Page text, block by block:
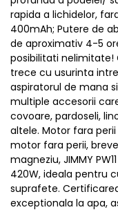
rapida a lichidelor,
400mAh; Putere de
de aproximativ 4-5
posibilitati nelimitate!
trece cu usurinta
aspiratorul de mana
multiple accesorii
covoare, pardoseli,
altele. Motor fara
motor fara perii,
magneziu, JIMMY
420W, ideala pentru
suprafete.
exceptionala la apa,